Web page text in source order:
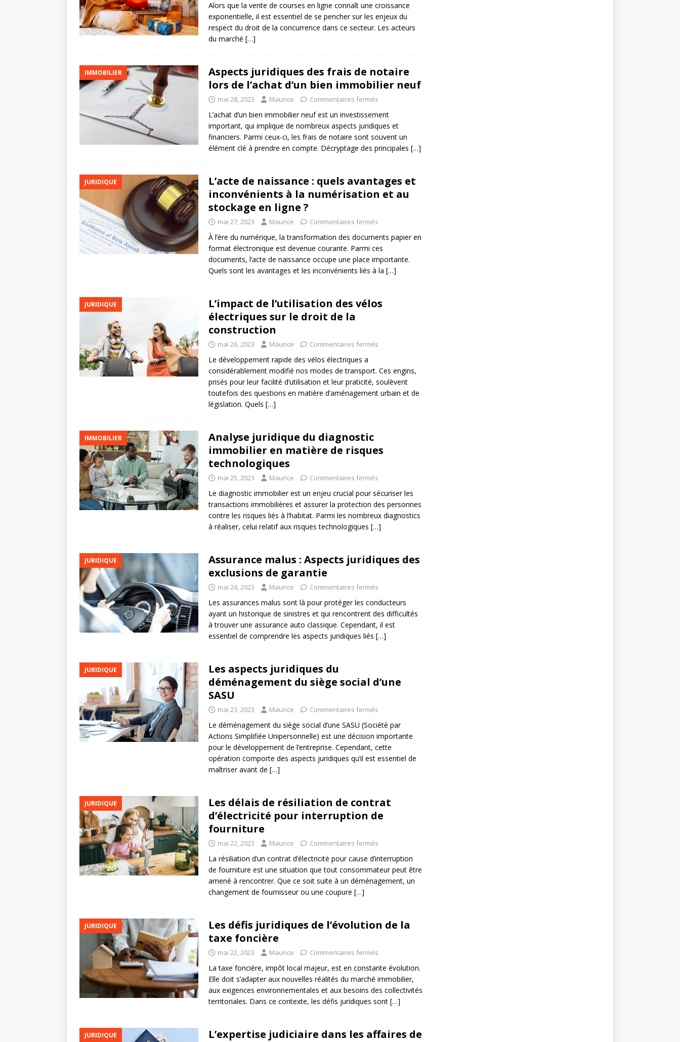
Alors que la vente de courses en ligne connaît une croissance
exponentielle, il est essentiel de se pencher sur les enjeux du
respect du droit de la concurrence dans ce secteur. Les acteurs
du marché […]
IMMOBILIER
Aspects juridiques des frais de notaire
lors de l’achat d’un bien immobilier neuf
mai 28, 2023 Maurice Commentaires fermés
L’achat d’un bien immobilier neuf est un investissement
important, qui implique de nombreux aspects juridiques et
financiers. Parmi ceux-ci, les frais de notaire sont souvent un
élément clé à prendre en compte. Décryptage des principales […]
JURIDIQUE
L’acte de naissance : quels avantages et
inconvénients à la numérisation et au
stockage en ligne ?
mai 27, 2023 Maurice Commentaires fermés
À l’ère du numérique, la transformation des documents papier en
format électronique est devenue courante. Parmi ces
documents, l’acte de naissance occupe une place importante.
Quels sont les avantages et les inconvénients liés à la […]
JURIDIQUE
L’impact de l’utilisation des vélos
électriques sur le droit de la
construction
mai 26, 2023 Maurice Commentaires fermés
Le développement rapide des vélos électriques a
considérablement modifié nos modes de transport. Ces engins,
prisés pour leur facilité d’utilisation et leur praticité, soulèvent
toutefois des questions en matière d’aménagement urbain et de
législation. Quels […]
IMMOBILIER
Analyse juridique du diagnostic
immobilier en matière de risques
technologiques
mai 25, 2023 Maurice Commentaires fermés
Le diagnostic immobilier est un enjeu crucial pour sécuriser les
transactions immobilières et assurer la protection des personnes
contre les risques liés à l’habitat. Parmi les nombreux diagnostics
à réaliser, celui relatif aux risques technologiques […]
JURIDIQUE
Assurance malus : Aspects juridiques des
exclusions de garantie
mai 24, 2023 Maurice Commentaires fermés
Les assurances malus sont là pour protéger les conducteurs
ayant un historique de sinistres et qui rencontrent des difficultés
à trouver une assurance auto classique. Cependant, il est
essentiel de comprendre les aspects juridiques liés […]
JURIDIQUE
Les aspects juridiques du
déménagement du siège social d’une
SASU
mai 23, 2023 Maurice Commentaires fermés
Le déménagement du siège social d’une SASU (Société par
Actions Simplifiée Unipersonnelle) est une décision importante
pour le développement de l’entreprise. Cependant, cette
opération comporte des aspects juridiques qu’il est essentiel de
maîtriser avant de […]
JURIDIQUE
Les délais de résiliation de contrat
d’électricité pour interruption de
fourniture
mai 22, 2023 Maurice Commentaires fermés
La résiliation d’un contrat d’électricité pour cause d’interruption
de fourniture est une situation que tout consommateur peut être
amené à rencontrer. Que ce soit suite à un déménagement, un
changement de fournisseur ou une coupure […]
JURIDIQUE
Les défis juridiques de l’évolution de la
taxe foncière
mai 22, 2023 Maurice Commentaires fermés
La taxe foncière, impôt local majeur, est en constante évolution.
Elle doit s’adapter aux nouvelles réalités du marché immobilier,
aux exigences environnementales et aux besoins des collectivités
territoriales. Dans ce contexte, les défis juridiques sont […]
JURIDIQUE
L’expertise judiciaire dans les affaires de